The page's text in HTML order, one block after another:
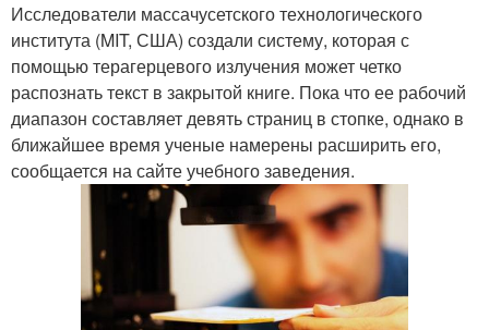
Исследователи массачусетского технологического
института (MIT, США) создали систему, которая с
помощью терагерцевого излучения может четко
распознать текст в закрытой книге. Пока что ее рабочий
диапазон составляет девять страниц в стопке, однако в
ближайшее время ученые намерены расширить его,
сообщается на сайте учебного заведения.